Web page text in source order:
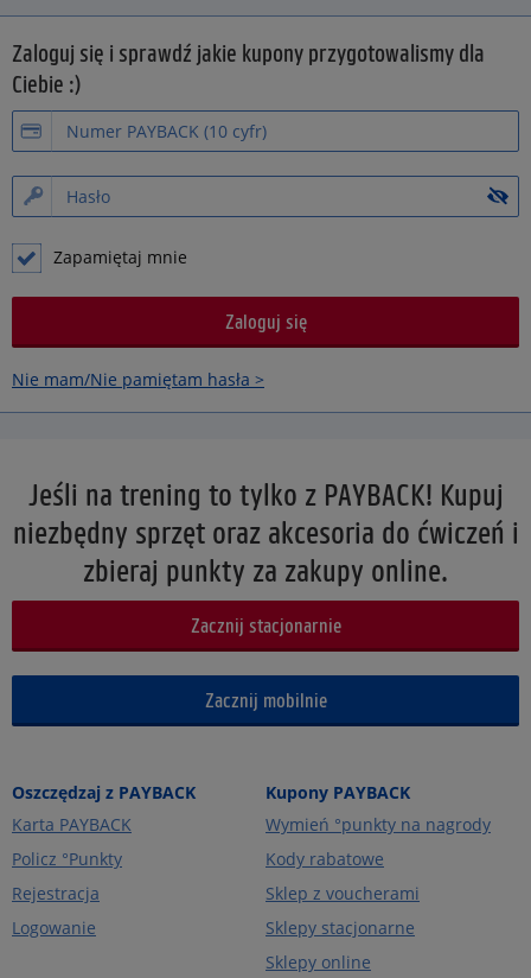
Zaloguj się i sprawdź jakie kupony przygotowalismy dla
Ciebie :)
Zapamiętaj mnie
Nie mam/Nie pamiętam hasła >
Jeśli na trening to tylko z PAYBACK! Kupuj
niezbędny sprzęt oraz akcesoria do ćwiczeń i
zbieraj punkty za zakupy online.
Zacznij stacjonarnie
Zacznij mobilnie
Oszczędzaj z PAYBACK
Karta PAYBACK
Policz °Punkty
Rejestracja
Logowanie
Kupony PAYBACK
Wymień °punkty na nagrody
Kody rabatowe
Sklep z voucherami
Sklepy stacjonarne
Sklepy online